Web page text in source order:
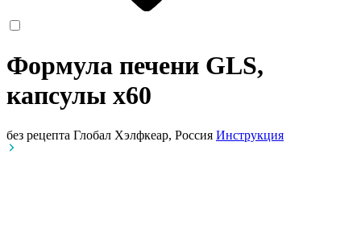
Формула печени GLS,
капсулы x60
без рецепта Глобал Хэлфкеар, Россия Инструкция